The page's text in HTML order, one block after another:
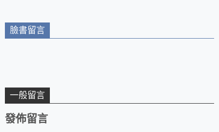
臉書留言
一般留言
發佈留言